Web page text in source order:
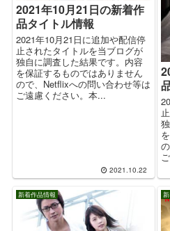
2021年10月21日の新着作
品タイトル情報
2021年10月21日に追加や配信停
止されたタイトルを当ブログが
独自に調査した結果です。内容
を保証するものではありません
ので、Netflixへの問い合わせ等は
ご遠慮ください。本...
2021.10.22
新着作品情報